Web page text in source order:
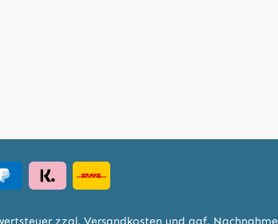
zzgl. Versandkosten und ggf.